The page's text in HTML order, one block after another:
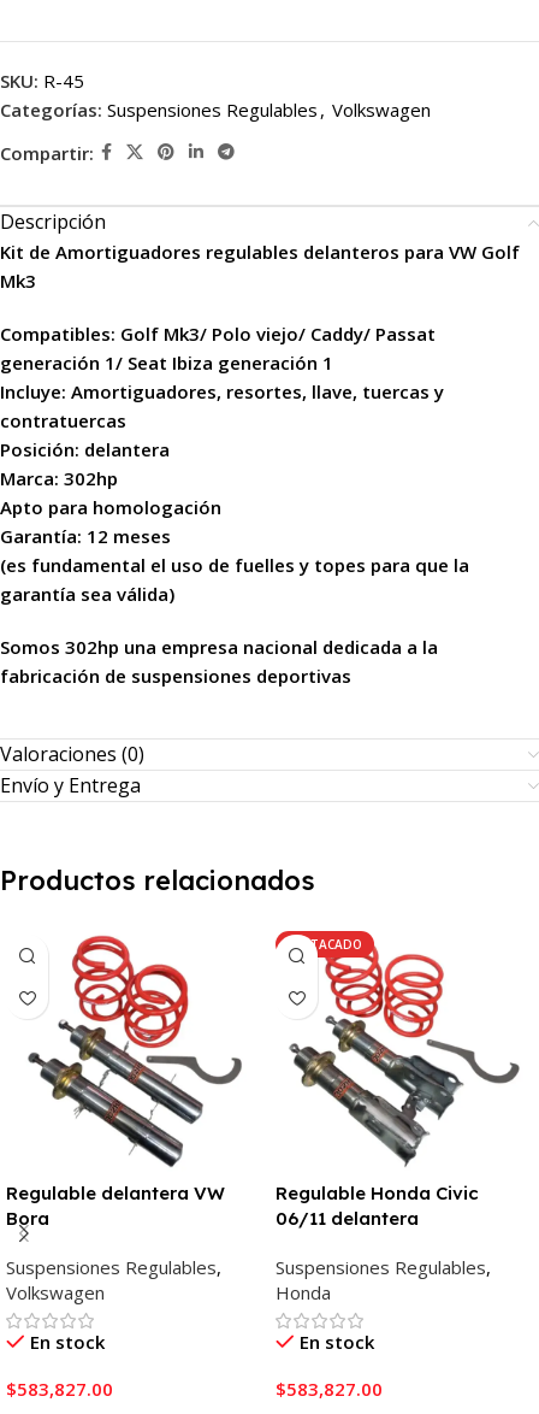
SKU: R-45
Categorías: Suspensiones Regulables , Volkswagen
Compartir:
Descripción
Kit de Amortiguadores regulables delanteros para VW Golf
Mk3
Compatibles: Golf Mk3/ Polo viejo/ Caddy/ Passat
generación 1/ Seat Ibiza generación 1
Incluye: Amortiguadores, resortes, llave, tuercas y
contratuercas
Posición: delantera
Marca: 302hp
Apto para homologación
Garantía: 12 meses
(es fundamental el uso de fuelles y topes para que la
garantía sea válida)
Somos 302hp una empresa nacional dedicada a la
fabricación de suspensiones deportivas
Valoraciones (0)
Envío y Entrega
Productos relacionados
Regulable delantera VW
Bora
Suspensiones Regulables,
Volkswagen
En stock
$583,827.00
DESTACADO
Regulable Honda Civic
06/11 delantera
Suspensiones Regulables,
Honda
En stock
$583,827.00